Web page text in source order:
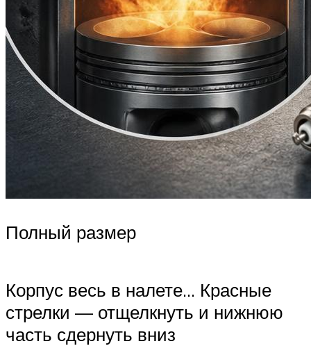
Полный размер
Корпус весь в налете… Красные
стрелки — отщелкнуть и нижнюю
часть сдернуть вниз